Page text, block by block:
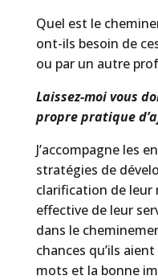
Quel est le
ont-ils besoin de
ou par un autre
Laissez-moi vous
propre pratique
J’accompagne les
stratégies de
clarification de leur
effective de leur
dans le
chances qu’ils
mots et la bonne